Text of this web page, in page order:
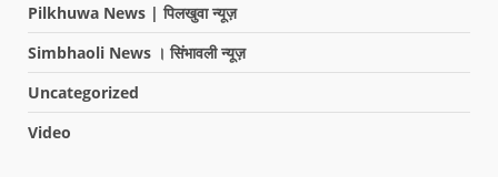
Pilkhuwa News | पिलखुवा न्यूज़
Simbhaoli News । सिंभावली न्यूज़
Uncategorized
Video